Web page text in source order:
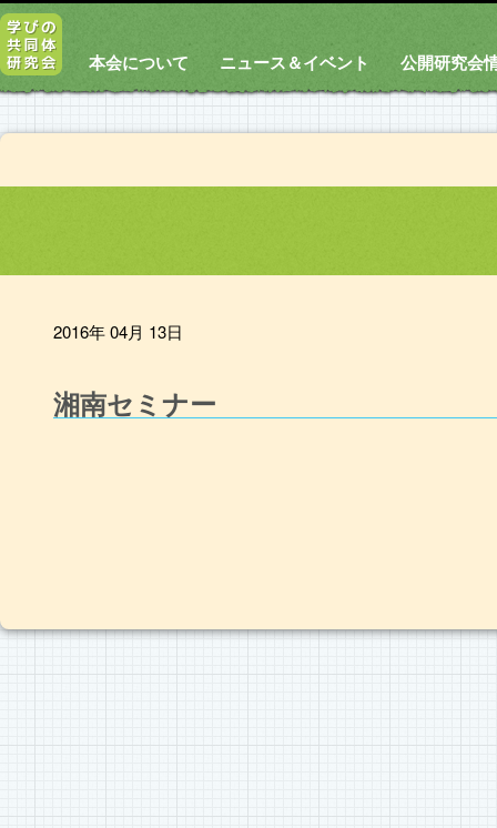
本会について ニュース＆イベント 公開研究会
2016年 04月 13日
湘南セミナー